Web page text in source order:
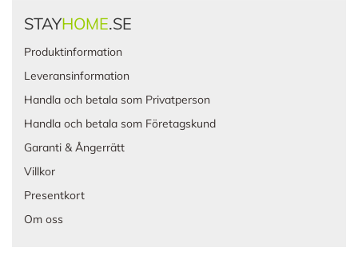
STAYHOME.SE
Produktinformation
Leveransinformation
Handla och betala som Privatperson
Handla och betala som Företagskund
Garanti & Ångerrätt
Villkor
Presentkort
Om oss